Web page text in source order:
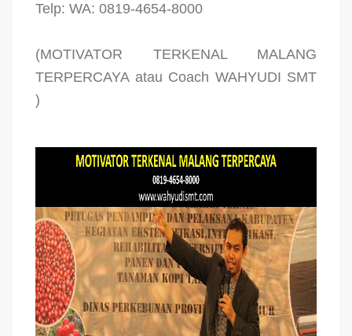
Telp: WA: 0819-4654-8000
(MOTIVATOR TERKENAL MALANG
TERPERCAYA atau Coach WAHYUDI SMT
)